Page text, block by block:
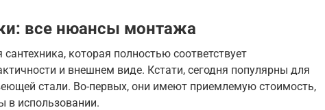
все нюансы монтажа
которая полностью соответствует
и внешнем виде. Кстати, сегодня популярны для
стали. Во-первых, они имеют приемлемую стоимость,
в использовании.